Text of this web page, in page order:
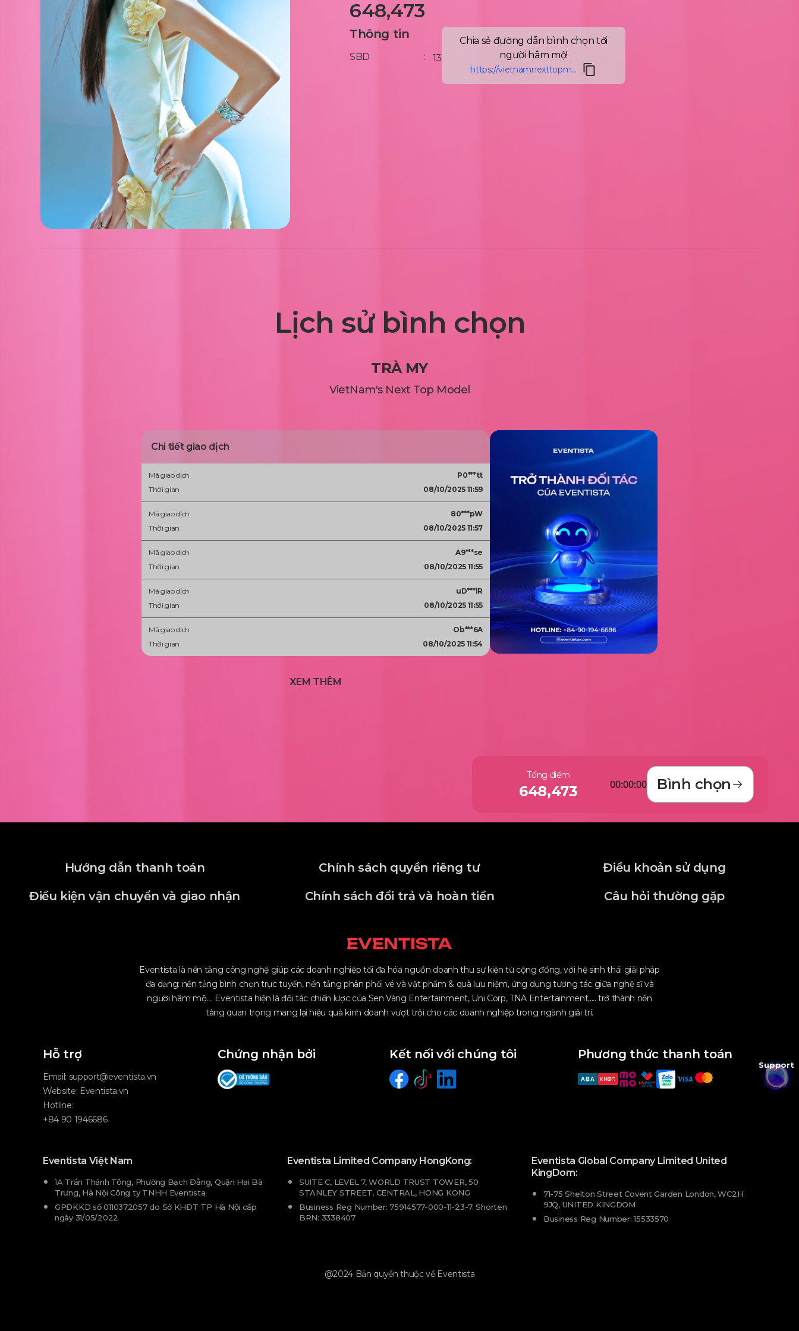
648,473
Thông tin
SBD : 13
Chia sẻ đường dẫn bình chọn tới
người hâm mộ!
https://vietnamnexttopmodel.1vote.vn/thi-sinh/89rce/tra-my-4dXf
Lịch sử bình chọn
TRÀ MY
VietNam's Next Top Model
Chi tiết giao dịch
Mã giao dịch
P0***tt
Thời gian
08/10/2025 11:59
Mã giao dịch
80***pW
Thời gian
08/10/2025 11:57
Mã giao dịch
A9***se
Thời gian
08/10/2025 11:55
Mã giao dịch
uD***lR
Thời gian
08/10/2025 11:55
Mã giao dịch
Ob***6A
Thời gian
08/10/2025 11:54
XEM THÊM
Tổng điểm
648,473 00:00:00 Bình chọn
Hướng dẫn thanh toán Chính sách quyền riêng tư
Điều khoản sử dụng
Điều kiện vận chuyển và giao nhận
Chính sách đổi trả và hoàn tiền Câu hỏi thường gặp
Eventista là nền tảng công nghệ giúp các doanh nghiệp tối đa hóa nguồn doanh thu sự kiện từ cộng đồng, với hệ sinh thái giải pháp
đa dạng: nền tảng bình chọn trực tuyến, nền tảng phân phối vé và vật phẩm & quà lưu niệm, ứng dụng tương tác giữa nghệ sĩ và
người hâm mộ.... Eventista hiện là đối tác chiến lược của Sen Vàng Entertainment, Uni Corp, TNA Entertainment,.... trở thành nền
tảng quan trọng mang lại hiệu quả kinh doanh vượt trội cho các doanh nghiệp trong ngành giải trí.
Hỗ trợ
Email: support@eventista.vn
Website: Eventista.vn
Hotline:
+84 90 1946686
Chứng nhận bởi Kết nối với chúng tôi Phương thức thanh toán
Eventista Việt Nam
1A Trần Thánh Tông, Phường Bạch Đằng, Quận Hai Bà
Trưng, Hà Nội Công ty TNHH Eventista.
GPĐKKD số 0110372057 do Sở KHĐT TP Hà Nội cấp
ngày 31/05/2022
Eventista Limited Company HongKong:
SUITE C, LEVEL 7, WORLD TRUST TOWER, 50
STANLEY STREET, CENTRAL, HONG KONG
Business Reg Number: 75914577-000-11-23-7. Shorten
BRN: 3338407
Eventista Global Company Limited United
KingDom:
71-75 Shelton Street Covent Garden London, WC2H
9JQ, UNITED KINGDOM
Business Reg Number: 15533570
@2024 Bản quyền thuộc về Eventista
Support